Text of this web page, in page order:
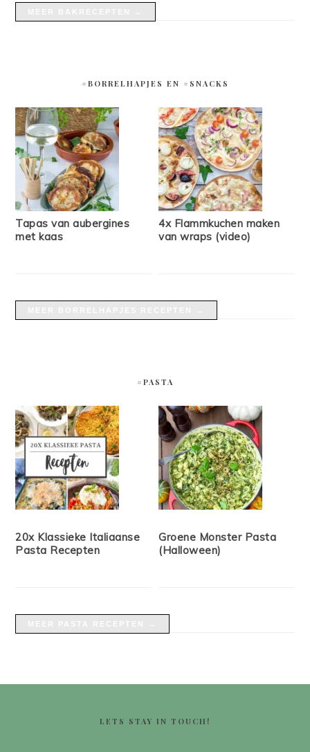
#BORRELHAPJES EN #SNACKS
Tapas van aubergines
met kaas
4x Flammkuchen maken
van wraps (video)
#PASTA
20x Klassieke Italiaanse
Pasta Recepten
Groene Monster Pasta
(Halloween)
LETS STAY IN TOUCH!